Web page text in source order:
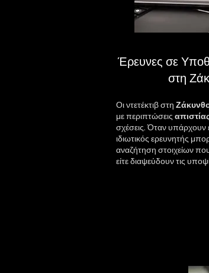
Έρευνες σε
στη
Οιντετέκτιβστη
με περιπτώσεις
σχέσεις. Όταν υπάρχουν
ιδιωτικός ερευνητής
αναζήτηση στοιχείων
είτε διαψεύδουν τις